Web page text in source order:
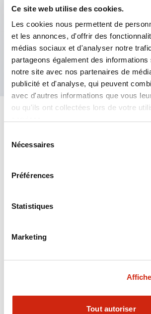
Ce site web utilise des cookies.
Les cookies nous permettent de
et les annonces, d'offrir des
médias sociaux et d'analyser notre
partageons également des
notre site avec nos partenaires de
publicité et d'analyse, qui peuvent
avec d'autres informations que vous
ou qu'ils ont collectées lors de votre
Nécessaires
Préférences
Statistiques
Marketing
Tout autoriser
Fixation par regroupement possible
Le commutateur sélecteur avec
structure à goupille à cylindre
La structure de protection est
Spécifications
Aesthetic Specifications
Documents et fichiers